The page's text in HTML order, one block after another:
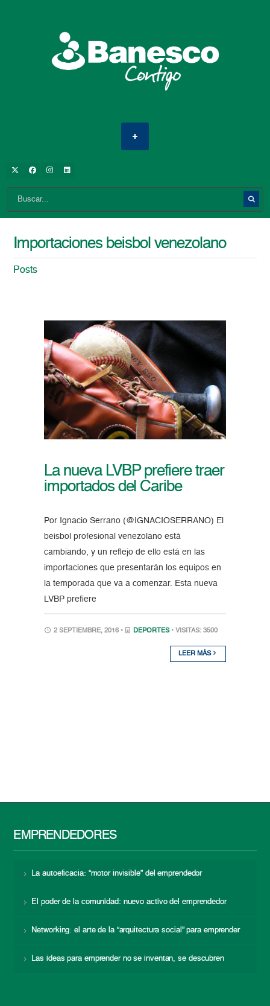
Importaciones beisbol venezolano
Posts
La nueva LVBP prefiere traer
importados del Caribe
Por Ignacio Serrano (@IGNACIOSERRANO) El
beisbol profesional venezolano está
cambiando, y un reflejo de ello está en las
importaciones que presentarán los equipos en
la temporada que va a comenzar. Esta nueva
LVBP prefiere
2 SEPTIEMBRE, 2016 • DEPORTES • VISITAS: 3500
LEER MÁS
EMPRENDEDORES
La autoeficacia: “motor invisible” del emprendedor
El poder de la comunidad: nuevo activo del emprendedor
Networking: el arte de la “arquitectura social” para emprender
Las ideas para emprender no se inventan, se descubren